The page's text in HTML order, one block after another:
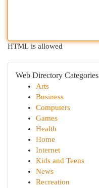
HTML is allowed
Web Directory Categories
Arts
Business
Computers
Games
Health
Home
Internet
Kids and Teens
News
Recreation